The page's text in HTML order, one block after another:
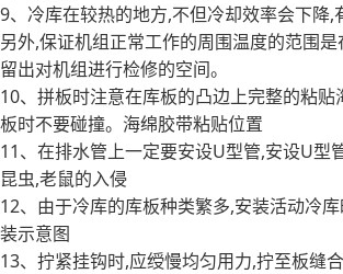
9、冷库在较热的地方,不但冷却效率会下降,
另外,保证机组正常工作的周围温度的范围
留出对机组进行检修的空间。
10、拼板时注意在库板的凸边上完整的粘贴
板时不要碰撞。海绵胶带粘贴位置
11、在排水管上一定要安设U型管,安设U型
昆虫,老鼠的入侵
12、由于冷库的库板种类繁多,安装活动冷
装示意图
13、拧紧挂钩时,应绶慢均匀用力,拧至板缝